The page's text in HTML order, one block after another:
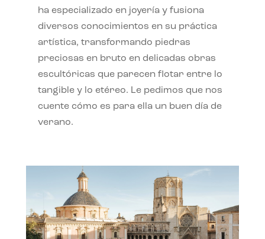
ha especializado en joyería y fusiona
diversos conocimientos en su práctica
artística, transformando piedras
preciosas en bruto en delicadas obras
escultóricas que parecen flotar entre lo
tangible y lo etéreo. Le pedimos que nos
cuente cómo es para ella un buen día de
verano.